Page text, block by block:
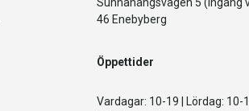
46 Enebyberg
Öppettider
Vardagar: 10-19 | Lördag: 10-